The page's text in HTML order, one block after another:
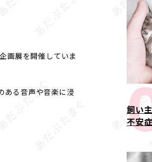
画展を開催していま
ある音声や音楽に浸
飼い
不安
方法